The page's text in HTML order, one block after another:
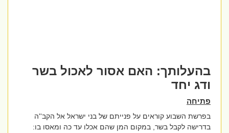
בהעלותך: האם אסור לאכול בשר
ודג יחד
פתיחה
בפרשת השבוע קוראים על פנייתם של בני ישראל אל הקב''ה
בדרישה לקבל בשר, במקום המן שהם אכלו עד כה ומאסו בו: